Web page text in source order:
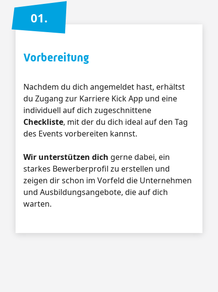
01.
Vorbereitung
Nachdem du dich angemeldet hast, erhältst
du Zugang zur Karriere Kick App und eine
individuell auf dich zugeschnittene
Checkliste, mit der du dich ideal auf den Tag
des Events vorbereiten kannst.
Wir unterstützen dich gerne dabei, ein
starkes Bewerberprofil zu erstellen und
zeigen dir schon im Vorfeld die Unternehmen
und Ausbildungsangebote, die auf dich
warten.